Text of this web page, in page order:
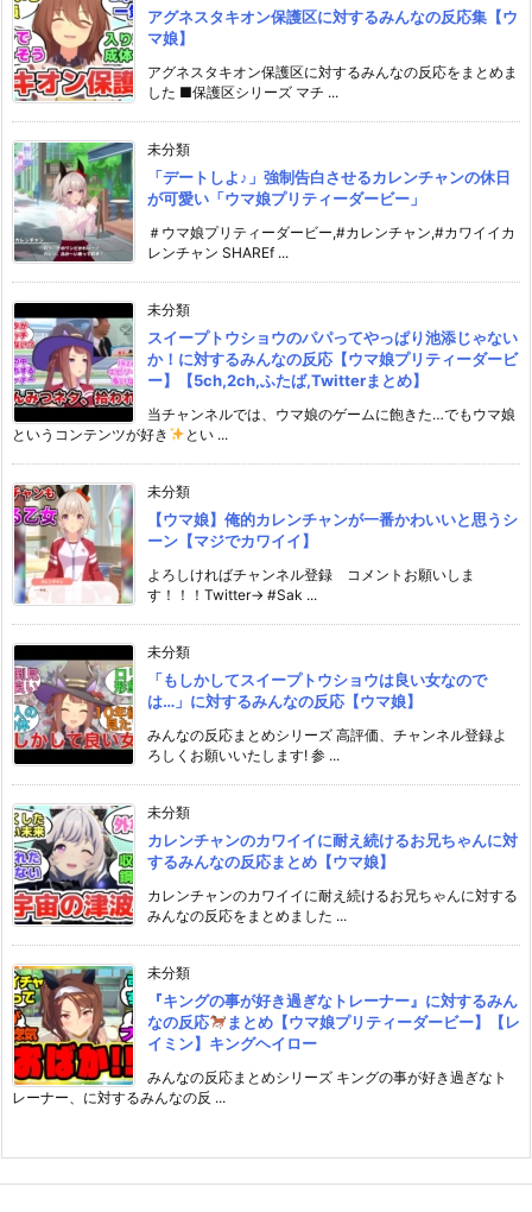
アグネスタキオン保護区に対するみんなの反応集【ウ
マ娘】
アグネスタキオン保護区に対するみんなの反応をまとめま
した ■保護区シリーズ マチ ...
未分類
「デートしよ♪」強制告白させるカレンチャンの休日
が可愛い「ウマ娘プリティーダービー」
＃ウマ娘プリティーダービー,#カレンチャン,#カワイイカ
レンチャン SHAREf ...
未分類
スイープトウショウのパパってやっぱり池添じゃない
か！に対するみんなの反応【ウマ娘プリティーダービ
ー】【5ch,2ch,ふたば,Twitterまとめ】
当チャンネルでは、ウマ娘のゲームに飽きた…でもウマ娘
というコンテンツが好き
とい ...
未分類
【ウマ娘】俺的カレンチャンが一番かわいいと思うシ
ーン【マジでカワイイ】
よろしければチャンネル登録 コメントお願いしま
す！！！Twitter→ #Sak ...
未分類
「もしかしてスイープトウショウは良い女なので
は…」に対するみんなの反応【ウマ娘】
みんなの反応まとめシリーズ 高評価、チャンネル登録よ
ろしくお願いいたします! 参 ...
未分類
カレンチャンのカワイイに耐え続けるお兄ちゃんに対
するみんなの反応まとめ【ウマ娘】
カレンチャンのカワイイに耐え続けるお兄ちゃんに対する
みんなの反応をまとめました ...
未分類
『キングの事が好き過ぎなトレーナー』に対するみん
なの反応
まとめ【ウマ娘プリティーダービー】【レ
イミン】キングヘイロー
みんなの反応まとめシリーズ キングの事が好き過ぎなト
レーナー、に対するみんなの反 ...